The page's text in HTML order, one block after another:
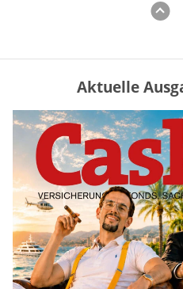
Vermieter-
die Wohnung
mehr
Goldpreis
Hoch nach
mehr
Aktuelle